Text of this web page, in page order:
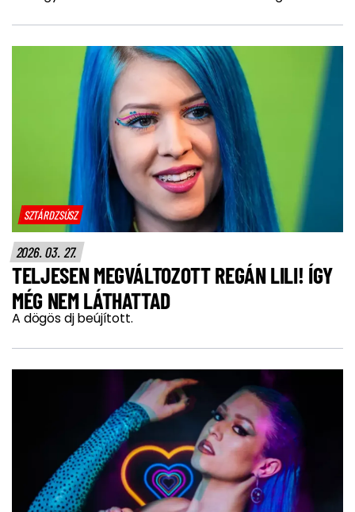
SZTÁRDZSÚSZ
2026. 03. 27.
TELJESEN MEGVÁLTOZOTT REGÁN LILI! ÍGY
MÉG NEM LÁTHATTAD
A dögös dj beújított.